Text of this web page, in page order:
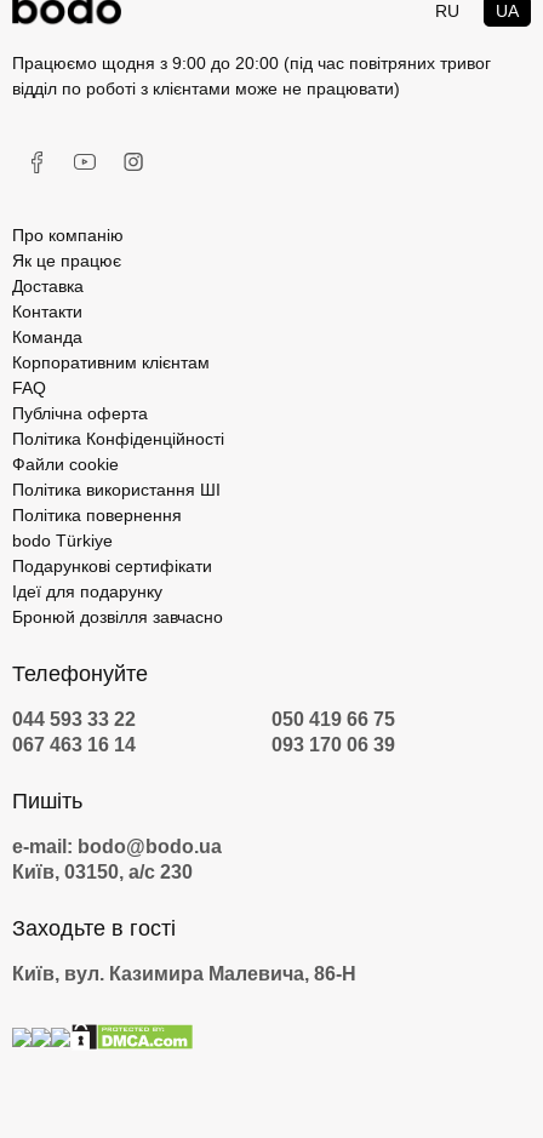
RU UA
Працюємо щодня з 9:00 до 20:00 (під час повітряних тривог
відділ по роботі з клієнтами може не працювати)
Про компанію
Як це працює
Доставка
Контакти
Команда
Корпоративним клієнтам
FAQ
Публічна оферта
Політика Конфіденційності
Файли cookie
Політика використання ШІ
Політика повернення
bodo Türkiye
Подарункові сертифікати
Ідеї для подарунку
Бронюй дозвілля завчасно
Телефонуйте
044 593 33 22
050 419 66 75
067 463 16 14
093 170 06 39
Пишіть
e-mail: bodo@bodo.ua
Київ, 03150, а/с 230
Заходьте в гості
Київ, вул. Казимира Малевича, 86-Н